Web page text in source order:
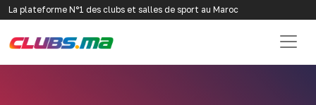
La plateforme N°1 des clubs et salles de sport au Maroc